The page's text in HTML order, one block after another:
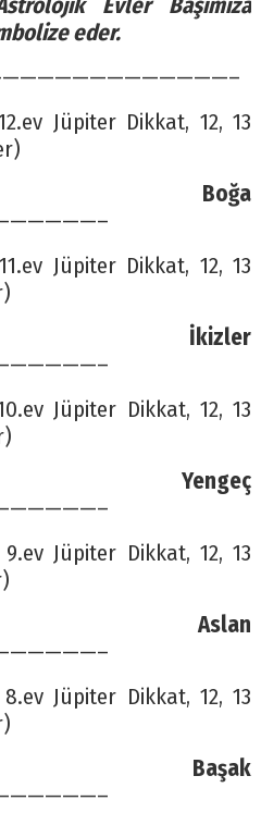
Evler Başımıza
eder.
Jüpiter Dikkat, 12, 13
Boğa
Jüpiter Dikkat, 12, 13
İkizler
Jüpiter Dikkat, 12, 13
Yengeç
Jüpiter Dikkat, 12, 13
Aslan
Jüpiter Dikkat, 12, 13
Başak